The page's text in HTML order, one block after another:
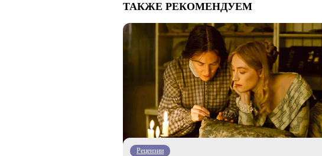
ТАКЖЕ РЕКОМЕНДУЕМ
Рецензии